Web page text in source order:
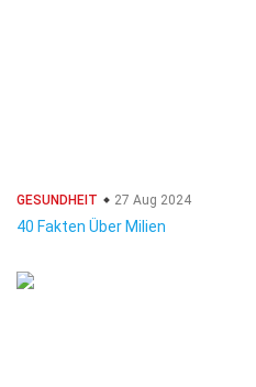
GESUNDHEIT 27 Aug 2024
40 Fakten Über Milien